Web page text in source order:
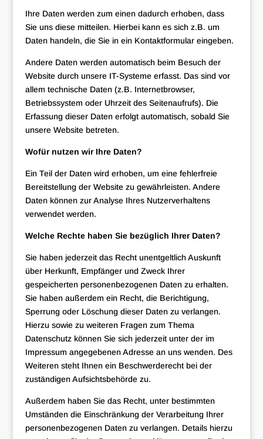
Ihre Daten werden zum einen dadurch erhoben, dass
Sie uns diese mitteilen. Hierbei kann es sich z.B. um
Daten handeln, die Sie in ein Kontaktformular eingeben.
Andere Daten werden automatisch beim Besuch der
Website durch unsere IT-Systeme erfasst. Das sind vor
allem technische Daten (z.B. Internetbrowser,
Betriebssystem oder Uhrzeit des Seitenaufrufs). Die
Erfassung dieser Daten erfolgt automatisch, sobald Sie
unsere Website betreten.
Wofür nutzen wir Ihre Daten?
Ein Teil der Daten wird erhoben, um eine fehlerfreie
Bereitstellung der Website zu gewährleisten. Andere
Daten können zur Analyse Ihres Nutzerverhaltens
verwendet werden.
Welche Rechte haben Sie bezüglich Ihrer Daten?
Sie haben jederzeit das Recht unentgeltlich Auskunft
über Herkunft, Empfänger und Zweck Ihrer
gespeicherten personenbezogenen Daten zu erhalten.
Sie haben außerdem ein Recht, die Berichtigung,
Sperrung oder Löschung dieser Daten zu verlangen.
Hierzu sowie zu weiteren Fragen zum Thema
Datenschutz können Sie sich jederzeit unter der im
Impressum angegebenen Adresse an uns wenden. Des
Weiteren steht Ihnen ein Beschwerderecht bei der
zuständigen Aufsichtsbehörde zu.
Außerdem haben Sie das Recht, unter bestimmten
Umständen die Einschränkung der Verarbeitung Ihrer
personenbezogenen Daten zu verlangen. Details hierzu